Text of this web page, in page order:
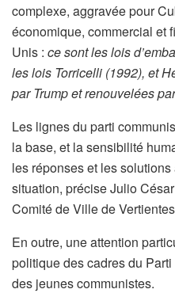
complexe, aggravée pour
économique, commercial et
Unis : ce sont les lois
les lois Torricelli (1992), et
par Trump et renouvelées
Les lignes du parti
la base, et la sensibilité
les réponses et les
situation, précise Julio
Comité de Ville de
En outre, une attention
politique des cadres du
des jeunes communistes.